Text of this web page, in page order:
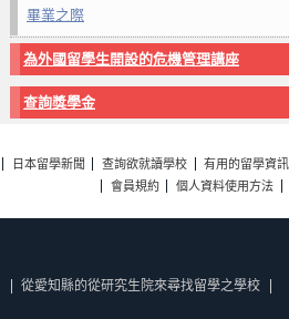
畢業之際
為外國留學生開設的危機管理講座
查詢獎學金
日本留學新聞 查詢欲就讀學校 有用的留學資訊
會員規約
個人資料使用方法
從愛知縣的從研究生院來尋找留學之學校